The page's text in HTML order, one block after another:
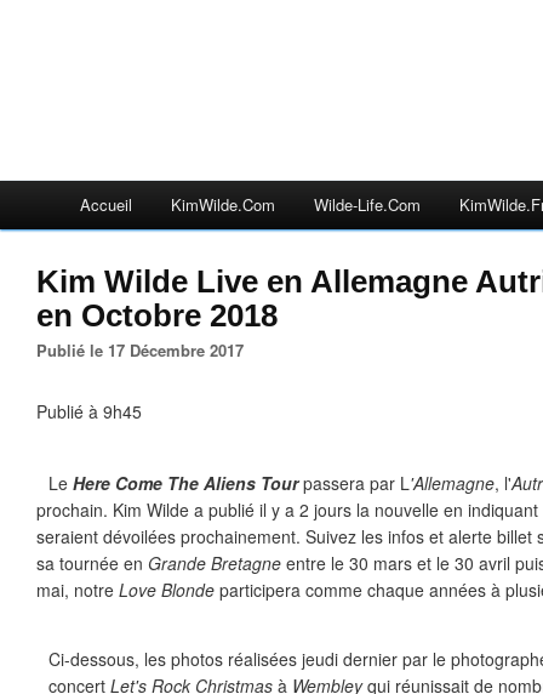
Accueil KimWilde.com Wilde-Life.com
Kim Wilde Live en Allemagne
en Octobre 2018
Publié le 17 Décembre 2017
Publié à 9h45
Le Here Come The Aliens Tourpassera par L'Allemagne, l'
prochain. Kim Wilde a publié il y a 2 jours la nouvelle en
seraient dévoilées prochainement. Suivez les infos et alerte billet
sa tournée en Grande Bretagne entre le 30 mars et le 30 avril
mai, notre Love Blonde participera comme chaque années à
Ci-dessous, les photos réalisées jeudi dernier par le
concert Let's Rock Christmas à Wembleyqui réunissait de